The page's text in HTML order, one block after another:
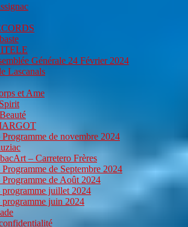
Générale 24 Février 2024
Lascanals
et Ame
de novembre 2024
– Carretero Frères
de Septembre 2024
de Août 2024
juillet 2024
juin 2024